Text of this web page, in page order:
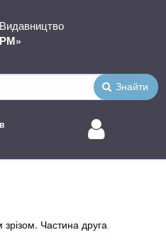
Видавництво
Знайти
Частина друга